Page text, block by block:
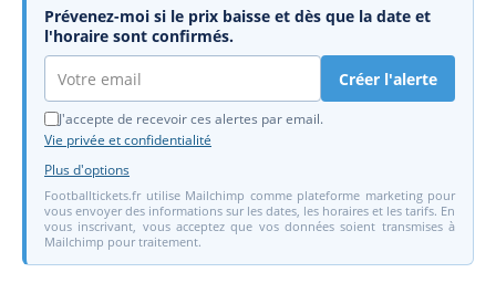
Prévenez-moi si le prix baisse et dès que la date et
l'horaire sont confirmés.
Créer l'alerte
J'accepte de recevoir ces alertes par email.
Vie privée et confidentialité
Plus d'options
Footballtickets.fr utilise Mailchimp comme plateforme marketing pour
vous envoyer des informations sur les dates, les horaires et les tarifs. En
vous inscrivant, vous acceptez que vos données soient transmises à
Mailchimp pour traitement.